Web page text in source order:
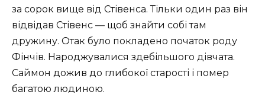
за сорок вище від Стівенса. Тільки один раз він
відвідав Стівенс — щоб знайти собі там
дружину. Отак було покладено початок роду
Фінчів. Народжувалися здебільшого дівчата.
Саймон дожив до глибокої старості і помер
багатою людиною.